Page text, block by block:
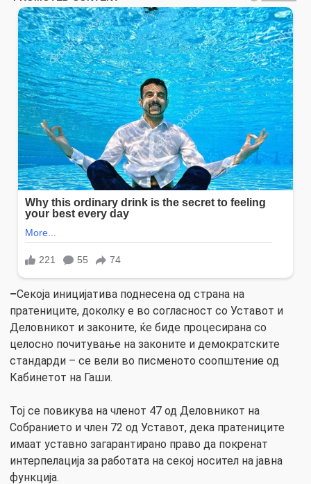
–Секоја иницијатива поднесена од страна на
пратениците, доколку е во согласност со Уставот и
Деловникот и законите, ќе биде процесирана со
целосно почитување на законите и демократските
стандарди – се вели во писменото соопштение од
Кабинетот на Гаши.
Тој се повикува на членот 47 од Деловникот на
Собранието и член 72 од Уставот, дека пратениците
имаат уставно загарантирано право да покренат
интерпелација за работата на секој носител на јавна
функција.